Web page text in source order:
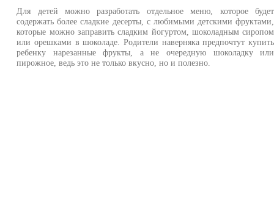
Для детей можно разработать отдельное меню, которое будет
содержать более сладкие десерты, с любимыми детскими фруктами,
которые можно заправить сладким йогуртом, шоколадным сиропом
или орешками в шоколаде. Родители наверняка предпочтут купить
ребенку нарезанные фрукты, а не очередную шоколадку или
пирожное, ведь это не только вкусно, но и полезно.